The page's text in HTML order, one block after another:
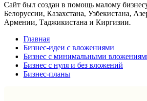
Сайт был создан в помощь малому
Белоруссии, Казахстана, Узбекистана,
Армении, Таджикистана и Киргизии.
Главная
Бизнес-идеи с вложениями
Бизнес с минимальными
Бизнес с нуля и без вложений
Бизнес-планы